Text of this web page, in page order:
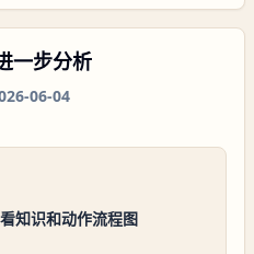
一步分析
06-04
知识和动作流程图